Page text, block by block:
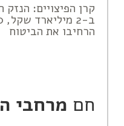
קרן הפיצויים: הנזק
הרחיבו את הביטוח
חם מרחבי